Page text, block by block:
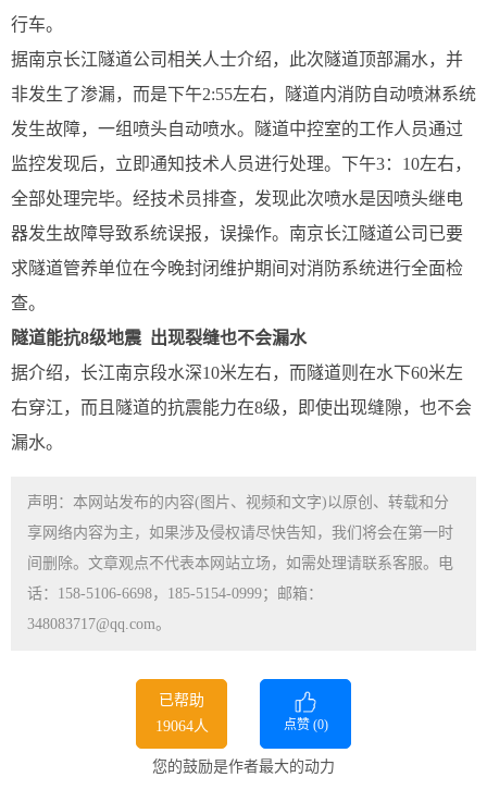
行车。
据南京长江隧道公司相关人士介绍，此次隧道顶部漏水，并
非发生了渗漏，而是下午2:55左右，隧道内消防自动喷淋系统
发生故障，一组喷头自动喷水。隧道中控室的工作人员通过
监控发现后，立即通知技术人员进行处理。下午3：10左右，
全部处理完毕。经技术员排查，发现此次喷水是因喷头继电
器发生故障导致系统误报，误操作。南京长江隧道公司已要
求隧道管养单位在今晚封闭维护期间对消防系统进行全面检
查。
隧道能抗8级地震 出现裂缝也不会漏水
据介绍，长江南京段水深10米左右，而隧道则在水下60米左
右穿江，而且隧道的抗震能力在8级，即使出现缝隙，也不会
漏水。
声明：本网站发布的内容(图片、视频和文字)以原创、转载和分
享网络内容为主，如果涉及侵权请尽快告知，我们将会在第一时
间删除。文章观点不代表本网站立场，如需处理请联系客服。电
话：158-5106-6698，185-5154-0999；邮箱：
348083717@qq.com。
已帮助
19064人
点赞 (0)
您的鼓励是作者最大的动力